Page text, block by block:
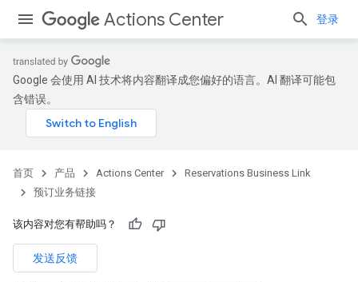
Actions Center 登录
Google 会使用 AI 技术将内容翻译成您偏好的语言。AI 翻译可能包
含错误。
首页 产品 Actions Center
Reservations Business Link
预订业务链接
该内容对您有帮助吗？
发送反馈